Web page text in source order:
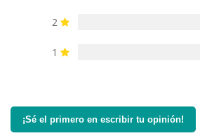
2
1
¡Sé el primero en escribir tu opinión!